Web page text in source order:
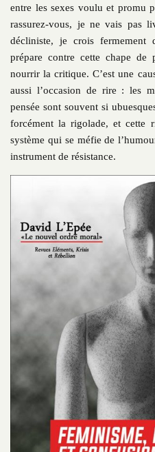
entre les sexes voulu et promu
rassurez-vous, je ne vais pas
décliniste, je crois fermement
prépare contre cette chape
nourrir la critique. C’est une
aussi l’occasion de rire : les
pensée sont souvent si
forcément la rigolade, et cette
système qui se méfie de
instrument de résistance.